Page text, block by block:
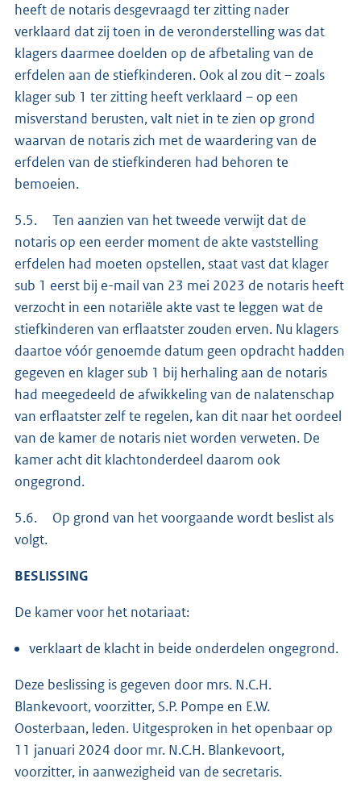
heeft de notaris desgevraagd ter zitting nader
verklaard dat zij toen in de veronderstelling was dat
klagers daarmee doelden op de afbetaling van de
erfdelen aan de stiefkinderen. Ook al zou dit – zoals
klager sub 1 ter zitting heeft verklaard – op een
misverstand berusten, valt niet in te zien op grond
waarvan de notaris zich met de waardering van de
erfdelen van de stiefkinderen had behoren te
bemoeien.
5.5. Ten aanzien van het tweede verwijt dat de
notaris op een eerder moment de akte vaststelling
erfdelen had moeten opstellen, staat vast dat klager
sub 1 eerst bij e-mail van 23 mei 2023 de notaris heeft
verzocht in een notariële akte vast te leggen wat de
stiefkinderen van erflaatster zouden erven. Nu klagers
daartoe vóór genoemde datum geen opdracht hadden
gegeven en klager sub 1 bij herhaling aan de notaris
had meegedeeld de afwikkeling van de nalatenschap
van erflaatster zelf te regelen, kan dit naar het oordeel
van de kamer de notaris niet worden verweten. De
kamer acht dit klachtonderdeel daarom ook
ongegrond.
5.6. Op grond van het voorgaande wordt beslist als
volgt.
BESLISSING
De kamer voor het notariaat:
verklaart de klacht in beide onderdelen ongegrond.
Deze beslissing is gegeven door mrs. N.C.H.
Blankevoort, voorzitter, S.P. Pompe en E.W.
Oosterbaan, leden. Uitgesproken in het openbaar op
11 januari 2024 door mr. N.C.H. Blankevoort,
voorzitter, in aanwezigheid van de secretaris.